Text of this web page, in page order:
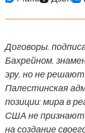
Договоры,
Бахрейном,
эру, но не
Палестинская
позиции: мира в
США не признают
на создание